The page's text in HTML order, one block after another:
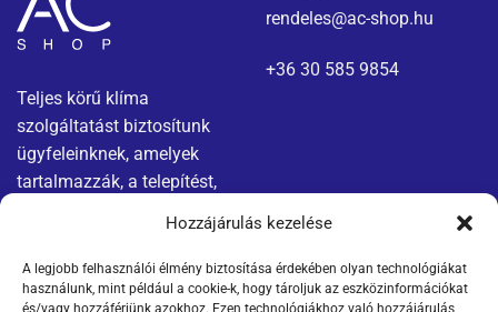
Hozzájárulás kezelése
A legjobb felhasználói élmény biztosítása érdekében olyan technológiákat
használunk, mint például a cookie-k, hogy tároljuk az eszközinformációkat
Teljes körű klíma
szolgáltatást biztosítunk
ügyfeleinknek, amelyek
tartalmazzák, a telepítést,
rendeles@ac-shop.hu
+36 30 585 9854
Menü Jogi nyilatkozatok